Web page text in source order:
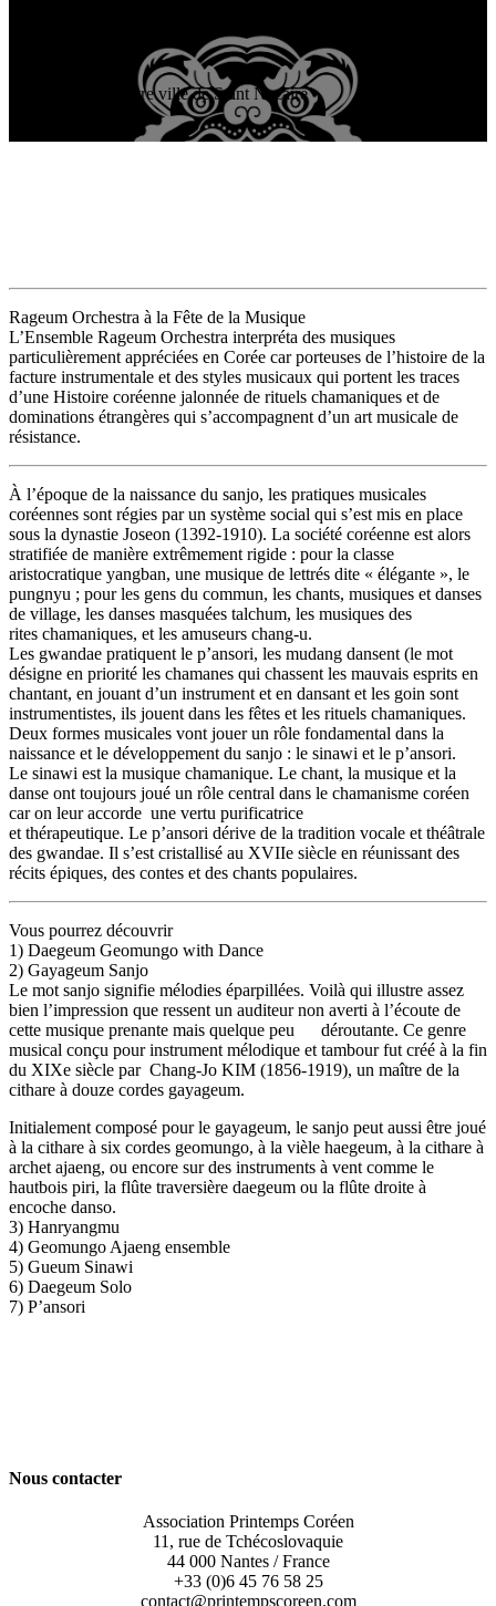
Centre ville de Saint Nazaire
Rageum Orchestra à la Fête de la Musique
L’Ensemble Rageum Orchestra interpréta des musiques
particulièrement appréciées en Corée car porteuses de l’histoire de la
facture instrumentale et des styles musicaux qui portent les traces
d’une Histoire coréenne jalonnée de rituels chamaniques et de
dominations étrangères qui s’accompagnent d’un art musicale de
résistance.
À l’époque de la naissance du sanjo, les pratiques musicales
coréennes sont régies par un système social qui s’est mis en place
sous la dynastie Joseon (1392-1910). La société coréenne est alors
stratifiée de manière extrêmement rigide : pour la classe
aristocratique yangban, une musique de lettrés dite « élégante », le
pungnyu ; pour les gens du commun, les chants, musiques et danses
de village, les danses masquées talchum, les musiques des
rites chamaniques, et les amuseurs chang-u.
Les gwandae pratiquent le p’ansori, les mudang dansent (le mot
désigne en priorité les chamanes qui chassent les mauvais esprits en
chantant, en jouant d’un instrument et en dansant et les goin sont
instrumentistes, ils jouent dans les fêtes et les rituels chamaniques.
Deux formes musicales vont jouer un rôle fondamental dans la
naissance et le développement du sanjo : le sinawi et le p’ansori.
Le sinawi est la musique chamanique. Le chant, la musique et la
danse ont toujours joué un rôle central dans le chamanisme coréen
car on leur accorde une vertu purificatrice
et thérapeutique. Le p’ansori dérive de la tradition vocale et théâtrale
des gwandae. Il s’est cristallisé au XVIIe siècle en réunissant des
récits épiques, des contes et des chants populaires.
Vous pourrez découvrir
1) Daegeum Geomungo with Dance
2) Gayageum Sanjo
Le mot sanjo signifie mélodies éparpillées. Voilà qui illustre assez
bien l’impression que ressent un auditeur non averti à l’écoute de
cette musique prenante mais quelque peu déroutante. Ce genre
musical conçu pour instrument mélodique et tambour fut créé à la fin
du XIXe siècle par Chang-Jo KIM (1856-1919), un maître de la
cithare à douze cordes gayageum.
Initialement composé pour le gayageum, le sanjo peut aussi être joué
à la cithare à six cordes geomungo, à la vièle haegeum, à la cithare à
archet ajaeng, ou encore sur des instruments à vent comme le
hautbois piri, la flûte traversière daegeum ou la flûte droite à
encoche danso.
3) Hanryangmu
4) Geomungo Ajaeng ensemble
5) Gueum Sinawi
6) Daegeum Solo
7) P’ansori
Nous contacter
Association Printemps Coréen
11, rue de Tchécoslovaquie
44 000 Nantes / France
+33 (0)6 45 76 58 25
contact@printempscoreen.com